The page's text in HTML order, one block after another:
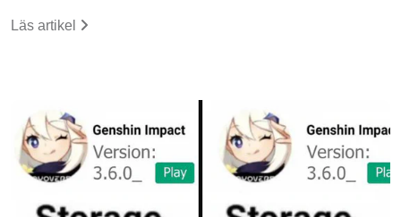
Läs artikel